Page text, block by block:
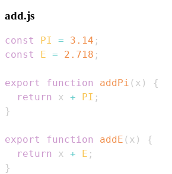
add.js
const PI = 3.14 ;
const
E = 2.718 ;
export function addPi ( x )
{
return
x + PI ;
}
export function addE ( x )
{
return
x + E ;
}